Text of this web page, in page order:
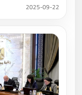
2025-09-22